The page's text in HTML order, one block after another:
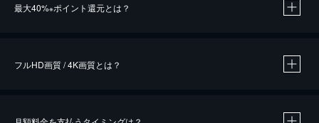
最大40%※ポイント還元とは？
フルHD画質 / 4K画質とは？